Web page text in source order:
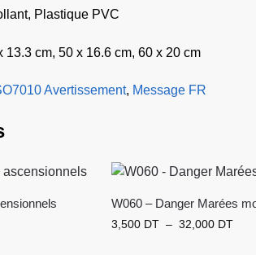
Plastique PVC
13.3 cm, 50 x 16.6 cm, 60 x 20 cm
Avertissement, Message FR
W060 – Danger Marées
3,500 DT – 32,000 DT